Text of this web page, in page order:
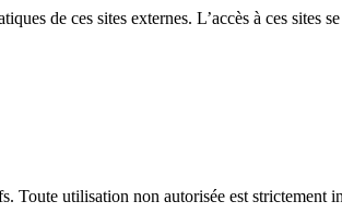
de ces sites externes. L’accès à ces sites
Toute utilisation non autorisée est strictement